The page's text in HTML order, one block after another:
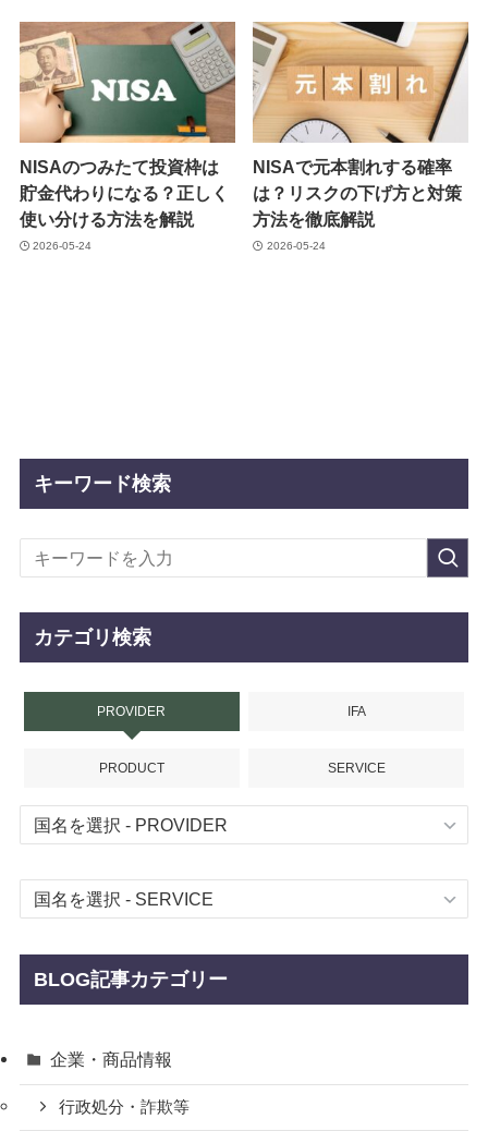
NISAのつみたて投資枠は
貯金代わりになる？正しく
使い分ける方法を解説
2026-05-24
NISAで元本割れする確率
は？リスクの下げ方と対策
方法を徹底解説
2026-05-24
キーワード検索
カテゴリ検索
PROVIDER IFA
PRODUCT SERVICE
BLOG記事カテゴリー
企業・商品情報
行政処分・詐欺等